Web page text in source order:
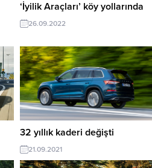
‘İyilik Araçları’ köy yollarında
26.09.2022
32 yıllık kaderi değişti
21.09.2021